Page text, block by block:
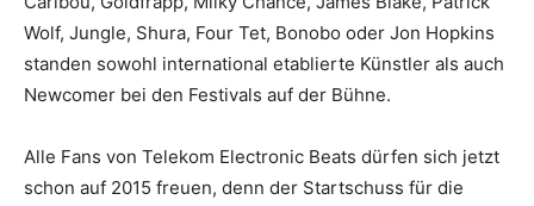
Wolf, Jungle, Shura, Four Tet, Bonobo oder Jon Hopkins
standen sowohl international etablierte Künstler als auch
Newcomer bei den Festivals auf der Bühne.
Alle Fans von Telekom Electronic Beats dürfen sich jetzt
schon auf 2015 freuen, denn der Startschuss für die